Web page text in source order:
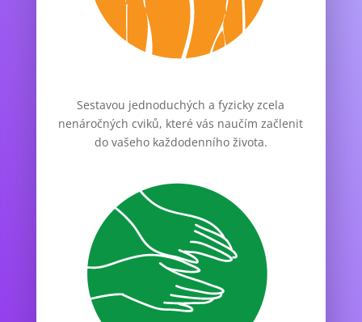
Sestavou jednoduchých a fyzicky zcela
nenáročných cviků, které vás naučím začlenit
do vašeho každodenního života.